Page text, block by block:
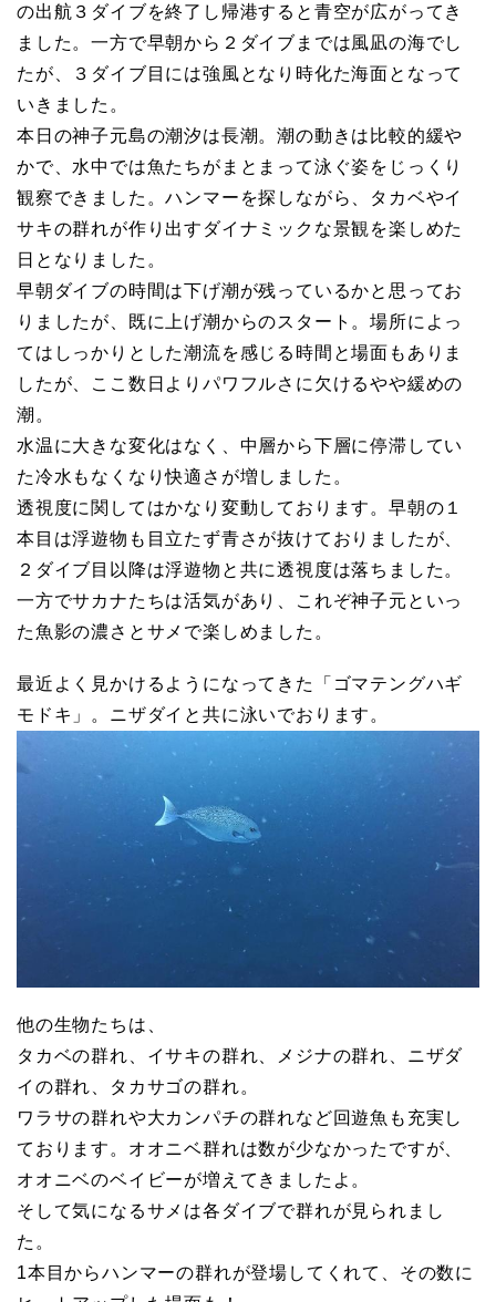
の出航３ダイブを終了し帰港すると青空が広がってき
ました。一方で早朝から２ダイブまでは風凪の海でし
たが、３ダイブ目には強風となり時化た海面となって
いきました。
本日の神子元島の潮汐は長潮。潮の動きは比較的緩や
かで、水中では魚たちがまとまって泳ぐ姿をじっくり
観察できました。ハンマーを探しながら、タカベやイ
サキの群れが作り出すダイナミックな景観を楽しめた
日となりました。
早朝ダイブの時間は下げ潮が残っているかと思ってお
りましたが、既に上げ潮からのスタート。場所によっ
てはしっかりとした潮流を感じる時間と場面もありま
したが、ここ数日よりパワフルさに欠けるやや緩めの
潮。
水温に大きな変化はなく、中層から下層に停滞してい
た冷水もなくなり快適さが増しました。
透視度に関してはかなり変動しております。早朝の１
本目は浮遊物も目立たず青さが抜けておりましたが、
２ダイブ目以降は浮遊物と共に透視度は落ちました。
一方でサカナたちは活気があり、これぞ神子元といっ
た魚影の濃さとサメで楽しめました。
最近よく見かけるようになってきた「ゴマテングハギ
モドキ」。ニザダイと共に泳いでおります。
他の生物たちは、
タカベの群れ、イサキの群れ、メジナの群れ、ニザダ
イの群れ、タカサゴの群れ。
ワラサの群れや大カンパチの群れなど回遊魚も充実し
ております。オオニベ群れは数が少なかったですが、
オオニベのベイビーが増えてきましたよ。
そして気になるサメは各ダイブで群れが見られまし
た。
1本目からハンマーの群れが登場してくれて、その数に